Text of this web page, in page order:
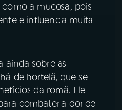
a mucosa, pois
e influencia muita
ainda sobre as
de hortelã, que se
da romã. Ele
combater a dor de